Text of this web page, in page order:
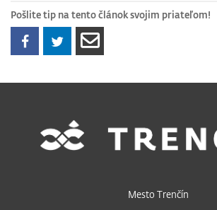
Pošlite tip na tento článok svojim priateľom!
Mesto Trenčín